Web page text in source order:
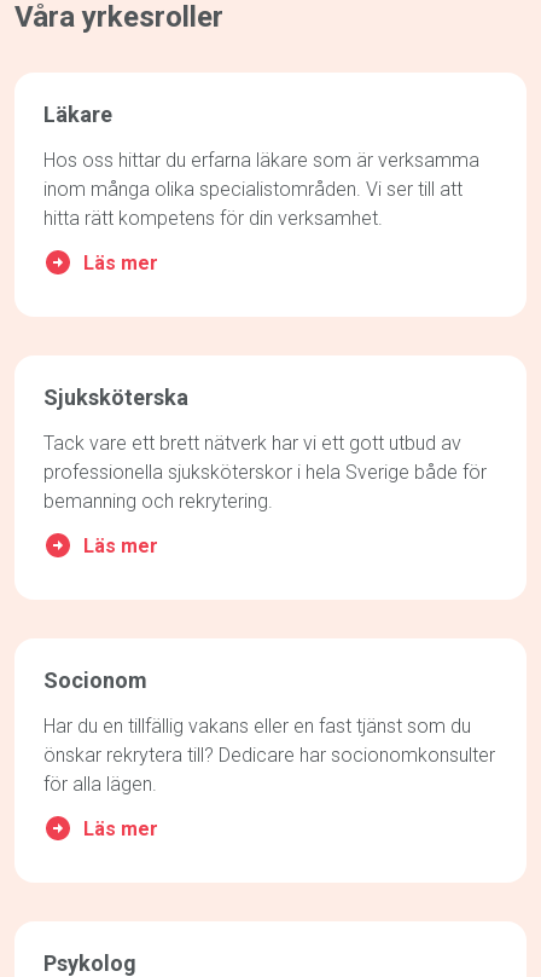
Våra yrkesroller
Läkare
Hos oss hittar du erfarna läkare som är verksamma
inom många olika specialistområden. Vi ser till att
hitta rätt kompetens för din verksamhet.
Läs mer
Sjuksköterska
Tack vare ett brett nätverk har vi ett gott utbud av
professionella sjuksköterskor i hela Sverige både för
bemanning och rekrytering.
Läs mer
Socionom
Har du en tillfällig vakans eller en fast tjänst som du
önskar rekrytera till? Dedicare har socionomkonsulter
för alla lägen.
Läs mer
Psykolog